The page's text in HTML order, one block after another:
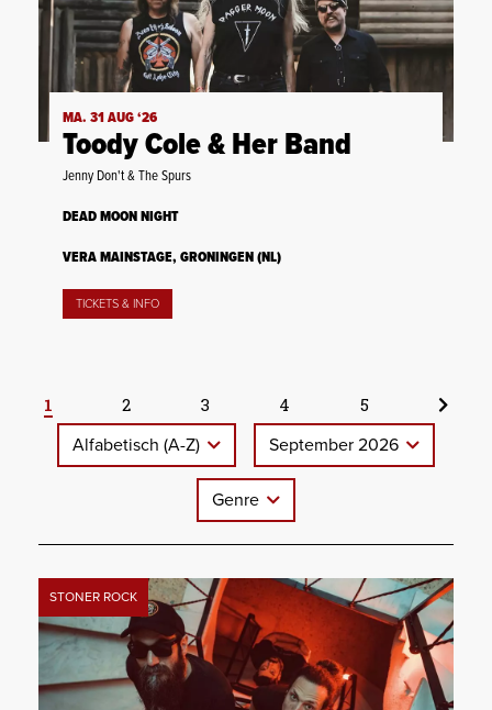
MA. 31 AUG ‘26
Toody Cole & Her Band
Jenny Don't & The Spurs
DEAD MOON NIGHT
VERA MAINSTAGE, GRONINGEN (NL)
TICKETS & INFO
1 2 3 4
5
Alfabetisch (A-Z)
September 2026
Genre
STONER ROCK